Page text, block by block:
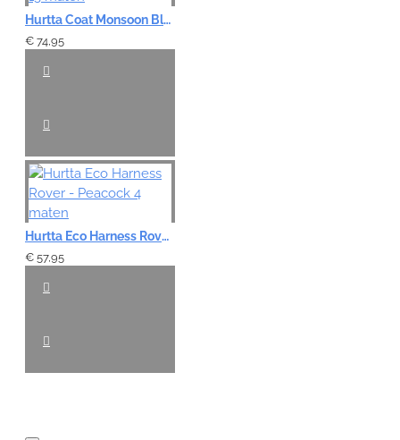
Hurtta Coat Monsoon Blackberry - 13 maten
€ 74,95
Hurtta Eco Harness Rover - Peacock 4 maten
€ 57,95